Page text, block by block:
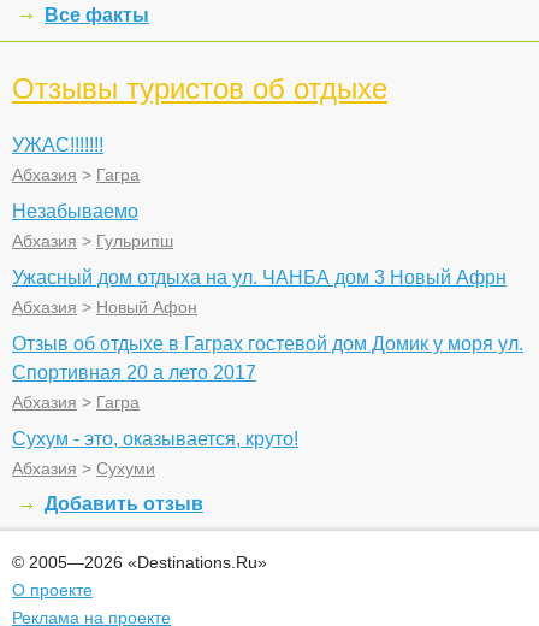
Все факты
Отзывы туристов об отдыхе
УЖАС!!!!!!!
Абхазия > Гагра
Незабываемо
Абхазия > Гульрипш
Ужасный дом отдыха на ул. ЧАНБА дом 3 Новый Афрн
Абхазия > Новый Афон
Отзыв об отдыхе в Гаграх гостевой дом Домик у моря ул.
Спортивная 20 а лето 2017
Абхазия > Гагра
Сухум - это, оказывается, круто!
Абхазия > Сухуми
Добавить отзыв
© 2005—2026 «Destinations.Ru»
О проекте
Реклама на проекте